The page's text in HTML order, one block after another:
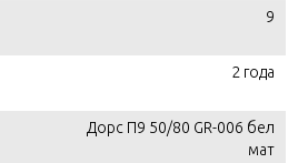
9
2 года
Дорс П9 50/80 GR-006 бел
мат